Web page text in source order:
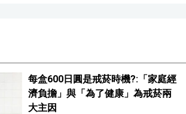
每盒600日圓是戒菸時機?:「家庭經
濟負擔」與「為了健康」為戒菸兩
大主因